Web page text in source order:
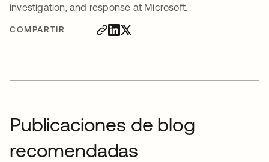
COMPARTIR
investigation, and response at Microsoft.
Publicaciones de blog
recomendadas